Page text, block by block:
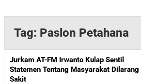
Tag: Paslon Petahana
Jurkam AT-FM Irwanto Kulap Sentil
Statemen Tentang Masyarakat Dilarang
Sakit